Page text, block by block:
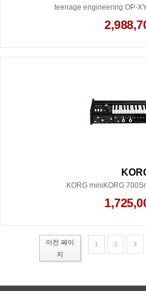
teenage engineering OP-
KORG miniKORG
이전 페이
지
1 2 3